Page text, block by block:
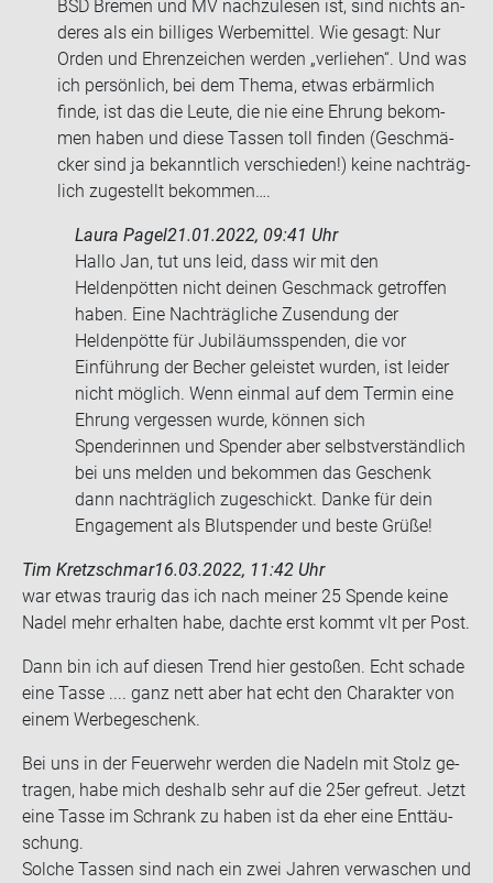
BSD Bre­men und MV nach­zu­le­sen ist, sind nichts an­
de­res als ein bil­li­ges Wer­be­mit­tel. Wie ge­sagt: Nur
Orden und Eh­ren­zei­chen wer­den „ver­lie­hen“. Und was
ich per­sön­lich, bei dem Thema, etwas er­bärm­lich
finde, ist das die Leute, die nie eine Eh­rung be­kom­
men haben und diese Tas­sen toll fin­den (Ge­schmä­
cker sind ja be­kannt­lich ver­schie­den!) keine nach­träg­
lich zu­ge­stellt be­kom­men….
Laura Pagel21.01.2022, 09:41 Uhr
Hallo Jan, tut uns leid, dass wir mit den
Heldenpötten nicht deinen Geschmack getroffen
haben. Eine Nachträgliche Zusendung der
Heldenpötte für Jubiläumsspenden, die vor
Einführung der Becher geleistet wurden, ist leider
nicht möglich. Wenn einmal auf dem Termin eine
Ehrung vergessen wurde, können sich
Spenderinnen und Spender aber selbstverständlich
bei uns melden und bekommen das Geschenk
dann nachträglich zugeschickt. Danke für dein
Engagement als Blutspender und beste Grüße!
Tim Kretzschmar16.03.2022, 11:42 Uhr
war etwas trau­rig das ich nach mei­ner 25 Spen­de keine
Nadel mehr er­hal­ten habe, dach­te erst kommt vlt per Post.
Dann bin ich auf die­sen Trend hier ge­sto­ßen. Echt scha­de
eine Tasse .... ganz nett aber hat echt den Cha­rak­ter von
einem Wer­be­ge­schenk.
Bei uns in der Feu­er­wehr wer­den die Na­deln mit Stolz ge­
tra­gen, habe mich des­halb sehr auf die 25er ge­freut. Jetzt
eine Tasse im Schrank zu haben ist da eher eine Ent­täu­
schung.
Sol­che Tas­sen sind nach ein zwei Jah­ren ver­wa­schen und